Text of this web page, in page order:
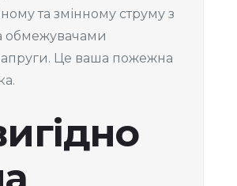
та змінному струму з
обмежувачами
Це ваша пожежна